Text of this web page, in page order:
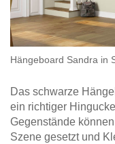
Hängeboard Sandra in
Das schwarze
ein richtiger
Gegenstände
Szene gesetzt und